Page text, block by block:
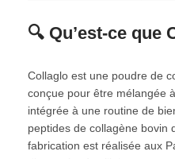
🔍 Qu’est-ce que
Collaglo est une poudre de
conçue pour être mélangée
intégrée à une routine de
peptides de collagène bovin
fabrication est réalisée aux